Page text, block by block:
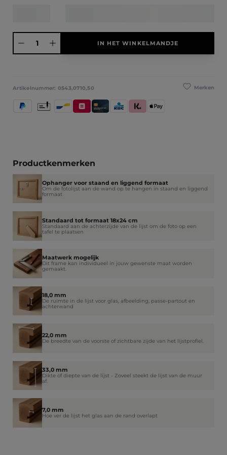
Producthoeveelheid: Voer de gewenste hoeveelheid in of gebruik de
IN HET WINKELMANDJE
Merken
Artikelnummer: 0543,0710,50
PayPal Bancontact
BelfiusKredietkaart / Bankkaart
KBC/CBC Payment Button
Klarna (Achteraf betalen / In
Apple Pay
Vooruitbetaling
Productkenmerken
Ophanger voor staand en liggend formaat
Om de fotolijst aan de wand op te hangen in staand en liggend
formaat
Standaard tot formaat 18x24 cm
Standaard aan de achterzijde van de lijst om de foto op een
tafel te plaatsen
Maatwerk mogelijk
Dit frame kan individueel in jouw gewenste maat worden
gemaakt.
18,0 mm
De ruimte in de lijst voor glas, afbeelding, passe-partout en
achterwand
22,0 mm
De breedte van de voorste of zichtbare zijde van het lijstprofiel.
33,0 mm
Dikte of diepte van de lijst - Zoveel steekt de lijst van de muur
af.
7,0 mm
Hoe ver de lijst het glas aan de rand overlapt